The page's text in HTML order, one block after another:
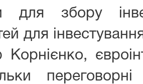
для збору
для
Корнієнко,
переговорні